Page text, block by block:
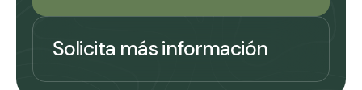
Solicita más información